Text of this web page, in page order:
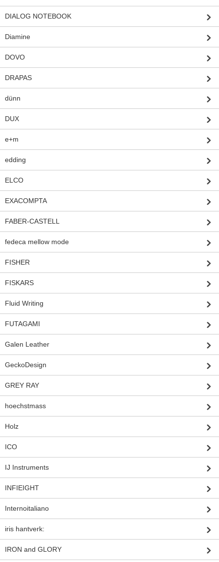
DIALOG NOTEBOOK
Diamine
DOVO
DRAPAS
dünn
DUX
e+m
edding
ELCO
EXACOMPTA
FABER-CASTELL
fedeca mellow mode
FISHER
FISKARS
Fluid Writing
FUTAGAMI
Galen Leather
GeckoDesign
GREY RAY
hoechstmass
Holz
ICO
IJ Instruments
INFIEIGHT
Internoitaliano
iris hantverk:
IRON and GLORY